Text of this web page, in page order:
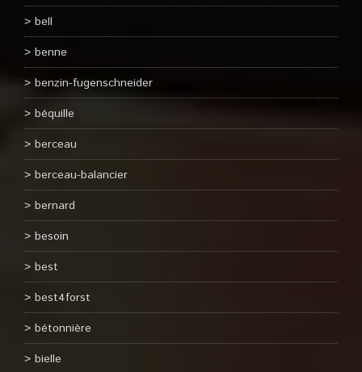
bell
benne
benzin-fugenschneider
béquille
berceau
berceau-balancier
bernard
besoin
best
best4forst
bétonnière
bielle